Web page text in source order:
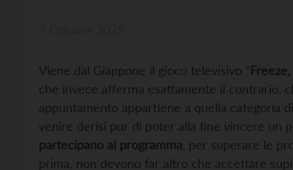
Viene dal Giappone il gioco televisivo “
che invece afferma esattamente il contrario,
appuntamento appartiene a quella categoria
venire derisi pur di poter alla fine vincere un
partecipano al programma , per superare le
prima, non devono far altro che accettare